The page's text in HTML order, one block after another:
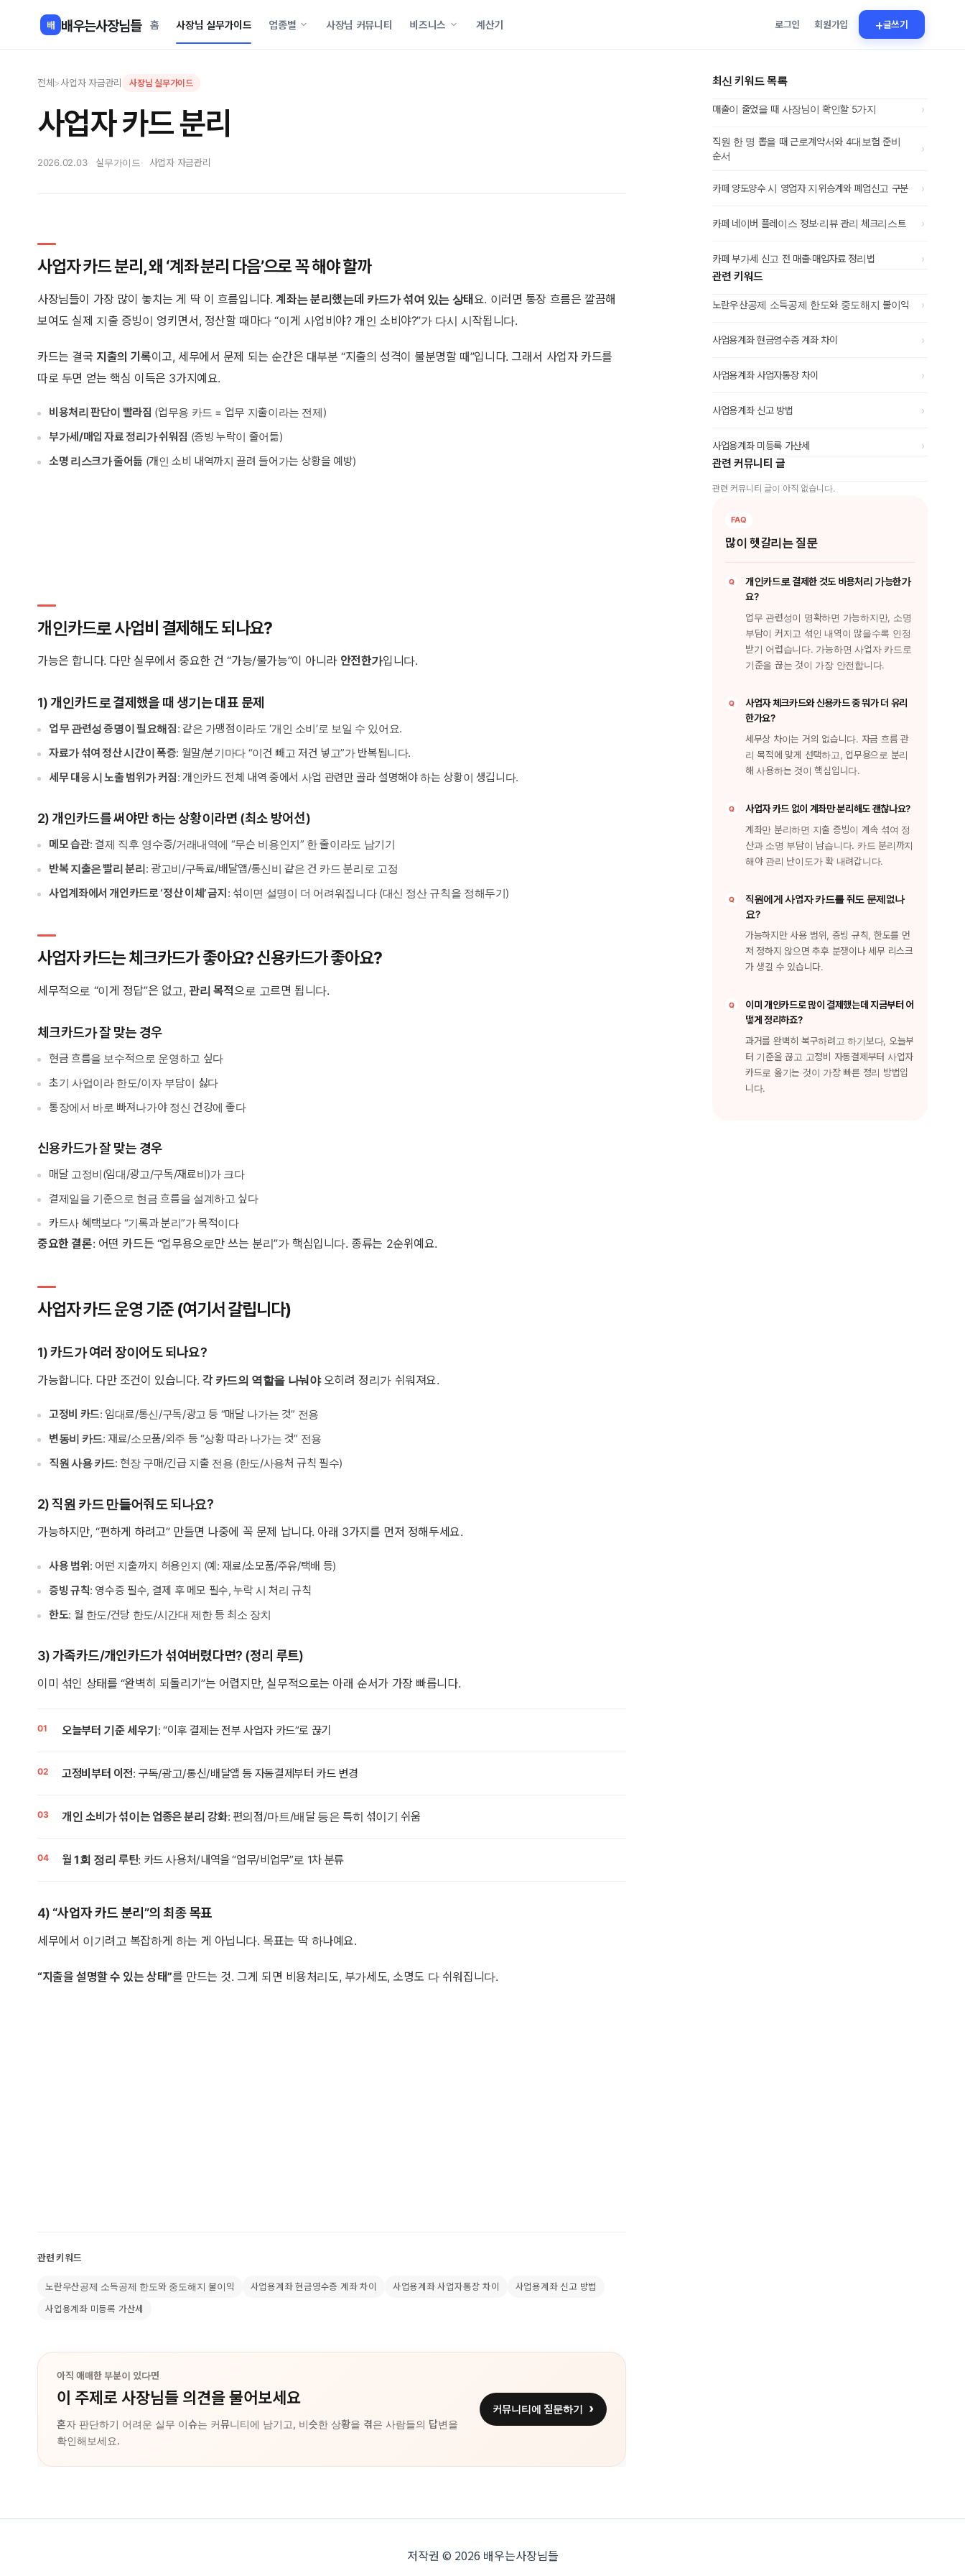
배 배우는사장님들 홈 사장님 실무가이드 업종별 사장님 커뮤니티 비즈니스 계산기 로그인 회원가입 +글쓰기
전체>사업자 자금관리 사장님 실무가이드
사업자 카드 분리
2026.02.03 실무가이드 사업자 자금관리
사업자 카드 분리, 왜 ‘계좌 분리 다음’으로 꼭 해야 할까
사장님들이 가장 많이 놓치는 게 딱 이 흐름입니다. 계좌는 분리했는데 카드가 섞여 있는 상태요. 이러면 통장 흐름은 깔끔해
보여도 실제 지출 증빙이 엉키면서, 정산할 때마다 “이게 사업비야? 개인 소비야?”가 다시 시작됩니다.
카드는 결국 지출의 기록이고, 세무에서 문제 되는 순간은 대부분 “지출의 성격이 불분명할 때”입니다. 그래서 사업자 카드를
따로 두면 얻는 핵심 이득은 3가지예요.
비용처리 판단이 빨라짐 (업무용 카드 = 업무 지출이라는 전제)
부가세/매입 자료 정리가 쉬워짐 (증빙 누락이 줄어듦)
소명 리스크가 줄어듦 (개인 소비 내역까지 끌려 들어가는 상황을 예방)
개인카드로 사업비 결제해도 되나요?
가능은 합니다. 다만 실무에서 중요한 건 “가능/불가능”이 아니라 안전한가입니다.
1) 개인카드로 결제했을 때 생기는 대표 문제
업무 관련성 증명이 필요해짐: 같은 가맹점이라도 ‘개인 소비’로 보일 수 있어요.
자료가 섞여 정산 시간이 폭증: 월말/분기마다 “이건 빼고 저건 넣고”가 반복됩니다.
세무 대응 시 노출 범위가 커짐: 개인카드 전체 내역 중에서 사업 관련만 골라 설명해야 하는 상황이 생깁니다.
2) 개인카드를 써야만 하는 상황이라면 (최소 방어선)
메모 습관: 결제 직후 영수증/거래내역에 “무슨 비용인지” 한 줄이라도 남기기
반복 지출은 빨리 분리: 광고비/구독료/배달앱/통신비 같은 건 카드 분리로 고정
사업계좌에서 개인카드로 ‘정산 이체’ 금지: 섞이면 설명이 더 어려워집니다 (대신 정산 규칙을 정해두기)
사업자 카드는 체크카드가 좋아요? 신용카드가 좋아요?
세무적으로 “이게 정답”은 없고,관리 목적으로 고르면 됩니다.
체크카드가 잘 맞는 경우
현금 흐름을 보수적으로 운영하고 싶다
초기 사업이라 한도/이자 부담이 싫다
통장에서 바로 빠져나가야 정신 건강에 좋다
신용카드가 잘 맞는 경우
매달 고정비(임대/광고/구독/재료비)가 크다
결제일을 기준으로 현금 흐름을 설계하고 싶다
카드사 혜택보다 “기록과 분리”가 목적이다
중요한 결론: 어떤 카드든 “업무용으로만 쓰는 분리”가 핵심입니다. 종류는 2순위예요.
사업자 카드 운영 기준 (여기서 갈립니다)
1) 카드가 여러 장이어도 되나요?
가능합니다. 다만 조건이 있습니다. 각 카드의 역할을 나눠야오히려 정리가 쉬워져요.
고정비 카드: 임대료/통신/구독/광고 등 “매달 나가는 것” 전용
변동비 카드: 재료/소모품/외주 등 “상황 따라 나가는 것” 전용
직원 사용 카드: 현장 구매/긴급 지출 전용 (한도/사용처 규칙 필수)
2) 직원 카드 만들어줘도 되나요?
가능하지만, “편하게 하려고” 만들면 나중에 꼭 문제 납니다. 아래 3가지를 먼저 정해두세요.
사용 범위: 어떤 지출까지 허용인지 (예: 재료/소모품/주유/택배 등)
증빙 규칙: 영수증 필수, 결제 후 메모 필수, 누락 시 처리 규칙
한도: 월 한도/건당 한도/시간대 제한 등 최소 장치
3) 가족카드/개인카드가 섞여버렸다면? (정리 루트)
이미 섞인 상태를 “완벽히 되돌리기”는 어렵지만, 실무적으로는 아래 순서가 가장 빠릅니다.
오늘부터 기준 세우기: “이후 결제는 전부 사업자 카드”로 끊기
고정비부터 이전: 구독/광고/통신/배달앱 등 자동결제부터 카드 변경
개인 소비가 섞이는 업종은 분리 강화: 편의점/마트/배달 등은 특히 섞이기 쉬움
월 1회 정리 루틴: 카드 사용처/내역을 “업무/비업무”로 1차 분류
4) “사업자 카드 분리”의 최종 목표
세무에서 이기려고 복잡하게 하는 게 아닙니다. 목표는 딱 하나예요.
“지출을 설명할 수 있는 상태”를 만드는 것. 그게 되면 비용처리도, 부가세도, 소명도 다 쉬워집니다.
관련 키워드
노란우산공제 소득공제 한도와 중도해지 불이익 사업용계좌 현금영수증 계좌 차이 사업용계좌 사업자통장 차이 사업용계좌 신고 방법
사업용계좌 미등록 가산세
아직 애매한 부분이 있다면
이 주제로 사장님들 의견을 물어보세요
혼자 판단하기 어려운 실무 이슈는 커뮤니티에 남기고, 비슷한 상황을 겪은 사람들의 답변을
확인해보세요.
커뮤니티에 질문하기
최신 키워드 목록
매출이 줄었을 때 사장님이 확인할 5가지 ›
직원 한 명 뽑을 때 근로계약서와 4대보험 준비
순서
›
카페 양도양수 시 영업자 지위승계와 폐업신고 구분 ›
카페 네이버 플레이스 정보·리뷰 관리 체크리스트 ›
카페 부가세 신고 전 매출·매입자료 정리법 ›
관련 키워드
노란우산공제 소득공제 한도와 중도해지 불이익 ›
사업용계좌 현금영수증 계좌 차이 ›
사업용계좌 사업자통장 차이 ›
사업용계좌 신고 방법 ›
사업용계좌 미등록 가산세 ›
관련 커뮤니티 글
관련 커뮤니티 글이 아직 없습니다.
많이 헷갈리는 질문
개인카드로 결제한 것도 비용처리 가능한가
요?
업무 관련성이 명확하면 가능하지만, 소명
부담이 커지고 섞인 내역이 많을수록 인정
받기 어렵습니다. 가능하면 사업자 카드로
기준을 끊는 것이 가장 안전합니다.
사업자 체크카드와 신용카드 중 뭐가 더 유리
한가요?
세무상 차이는 거의 없습니다. 자금 흐름 관
리 목적에 맞게 선택하고, 업무용으로 분리
해 사용하는 것이 핵심입니다.
사업자 카드 없이 계좌만 분리해도 괜찮나요?
계좌만 분리하면 지출 증빙이 계속 섞여 정
산과 소명 부담이 남습니다. 카드 분리까지
해야 관리 난이도가 확 내려갑니다.
직원에게 사업자 카드를 줘도 문제없나
요?
가능하지만 사용 범위, 증빙 규칙, 한도를 먼
저 정하지 않으면 추후 분쟁이나 세무 리스크
가 생길 수 있습니다.
이미 개인카드로 많이 결제했는데 지금부터 어
떻게 정리하죠?
과거를 완벽히 복구하려고 하기보다, 오늘부
터 기준을 끊고 고정비 자동결제부터 사업자
카드로 옮기는 것이 가장 빠른 정리 방법입
니다.
저작권 © 2026 배우는사장님들